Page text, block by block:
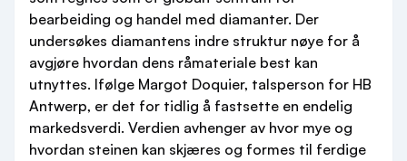
bearbeiding og handel med diamanter. Der
undersøkes diamantens indre struktur nøye for å
avgjøre hvordan dens råmateriale best kan
utnyttes. Ifølge Margot Doquier, talsperson for HB
Antwerp, er det for tidlig å fastsette en endelig
markedsverdi. Verdien avhenger av hvor mye og
hvordan steinen kan skjæres og formes til ferdige